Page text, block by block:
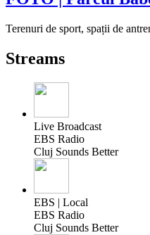
Terenuri de sport, spații de
Streams
Live Broadcast
EBS Radio
Cluj Sounds Better
EBS | Local
EBS Radio
Cluj Sounds Better